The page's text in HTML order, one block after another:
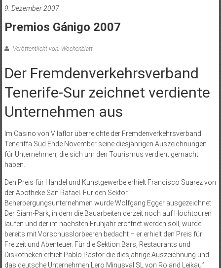
9. Dezember 2007
Premios Gánigo 2007
Veröffentlicht von: Wochenblatt
Der Fremdenverkehrsverband
Tenerife-Sur zeichnet verdiente
Unternehmen aus
Im Casino von Vilaflor überreichte der Fremdenverkehrsverband
Teneriffa Süd Ende November seine diesjährigen Auszeichnungen
für Unternehmen, die sich um den Tourismus verdient gemacht
haben.
Den Preis für Handel und Kunstgewerbe erhielt Francisco Suarez von
der Apotheke San Rafael. Für den Sektor
Beherbergungsunternehmen wurde Wolfgang Egger ausgezeichnet.
Der Siam-Park, in dem die Bauarbeiten derzeit noch auf Hochtouren
laufen und der im nächsten Frühjahr eröffnet werden soll, wurde
bereits mit Vorschusslorbeeren bedacht – er erhielt den Preis für
Freizeit und Abenteuer. Für die Sektion Bars, Restaurants und
Diskotheken erhielt Pablo Pastor die diesjährige Auszeichnung und
das deutsche Unternehmen Lero Minusval SL von Roland Leikauf